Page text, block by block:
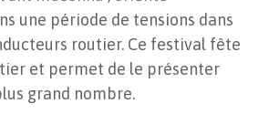
une période de tensions dans
routier. Ce festival fête
et permet de le présenter
grand nombre.